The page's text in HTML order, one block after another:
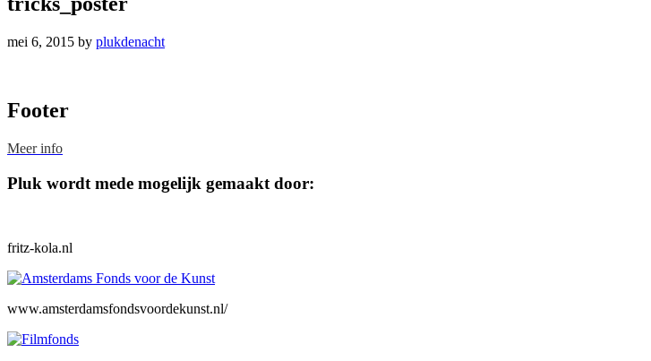
mei 6, 2015 by plukdenacht
Footer
Meer info
Pluk wordt mede mogelijk gemaakt door:
fritz-kola.nl
www.amsterdamsfondsvoordekunst.nl/